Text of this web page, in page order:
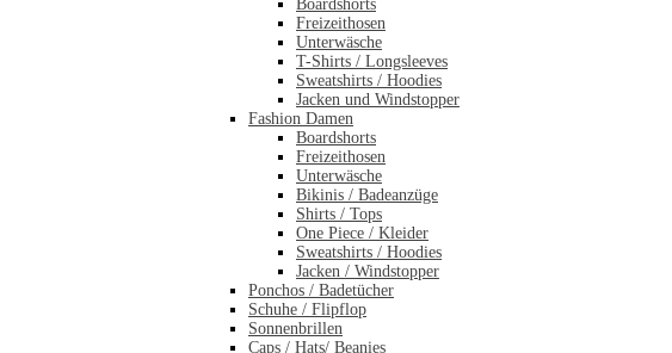
Boardshorts
Freizeithosen
Unterwäsche
T-Shirts / Longsleeves
Sweatshirts / Hoodies
Jacken und Windstopper
Fashion Damen
Boardshorts
Freizeithosen
Unterwäsche
Bikinis / Badeanzüge
Shirts / Tops
One Piece / Kleider
Sweatshirts / Hoodies
Jacken / Windstopper
Ponchos / Badetücher
Schuhe / Flipflop
Sonnenbrillen
Caps / Hats/ Beanies